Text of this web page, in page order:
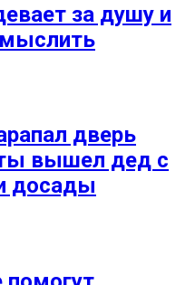
за душу и
дверь
вышел дед с
досады